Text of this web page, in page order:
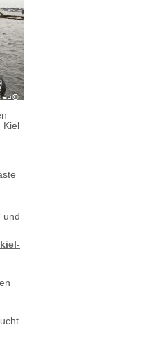
Kiel
und